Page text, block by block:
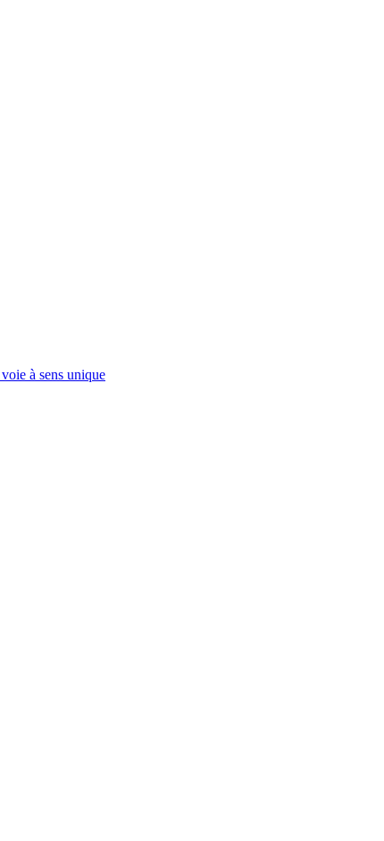
à sens unique